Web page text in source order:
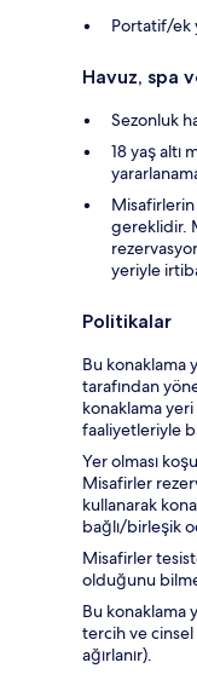
Portatif/ek
Havuz, spa
Sezonluk
18 yaş altı
Misafirlerin
gereklidir.
yeriyle
Politikalar
Bu konaklama
tarafından
konaklama
faaliyetleriyle
Yer olması
Misafirler
kullanarak
bağlı/birleşik
Misafirler
olduğunu
Bu konaklama
tercih ve cinsel
ağırlanır).